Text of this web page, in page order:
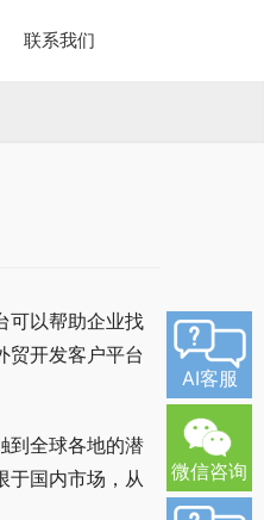
联系我们
可以帮助企业找
贸开发客户平台
到全球各地的潜
于国内市场，从
AI客服
微信咨询